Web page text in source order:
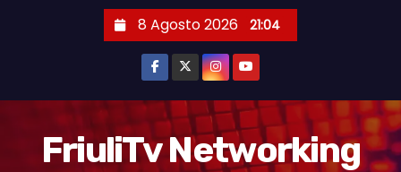
8 Agosto 2026 21:04
FriuliTv Networking